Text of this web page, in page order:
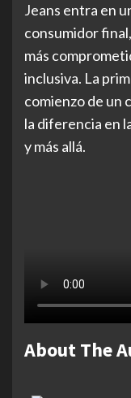
Jeans entra en
consumidor
más
inclusiva. La
comienzo de un
la diferencia en
y más allá.
About The